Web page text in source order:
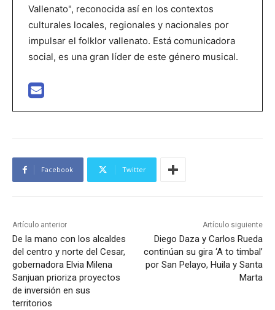
Vallenato", reconocida así en los contextos
culturales locales, regionales y nacionales por
impulsar el folklor vallenato. Está comunicadora
social, es una gran líder de este género musical.
Facebook Twitter
Artículo anterior
De la mano con los alcaldes
del centro y norte del Cesar,
gobernadora Elvia Milena
Sanjuan prioriza proyectos
de inversión en sus
territorios
Artículo siguiente
Diego Daza y Carlos Rueda
continúan su gira ‘A to timbal’
por San Pelayo, Huila y Santa
Marta